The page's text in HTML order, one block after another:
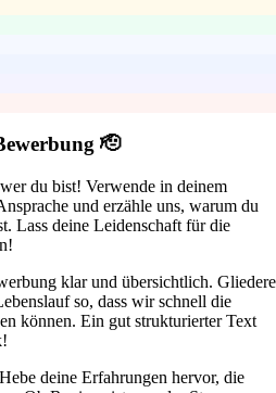
🫡
du bist! Verwende in deinem
und erzähle uns, warum du
Lass deine Leidenschaft für die
klar und übersichtlich. Gliedere
so, dass wir schnell die
können. Ein gut strukturierter Text
Hebe deine Erfahrungen hervor, die